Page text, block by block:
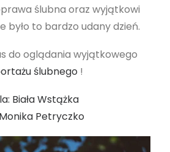
ślubna oraz wyjątkowi
było to bardzo udany dzień.
do oglądania wyjątkowego
ślubnego !
Biała Wstążka
Petryczko